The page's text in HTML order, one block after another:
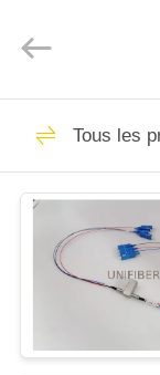
MAISON
SUJET
NOUS
Technology
Co.,Ltd.
Reserved.
Cord
Tous les